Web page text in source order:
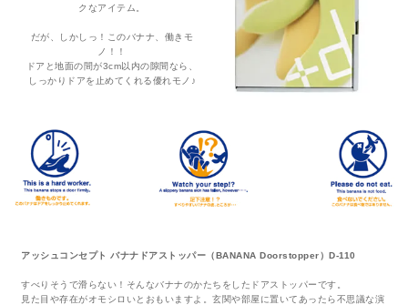
クなアイテム。
だが、しかしっ！このバナナ、働きモ
ノ！！
ドアと地面の間が3cm以内の隙間なら、
しっかりドアを止めてくれる優れモノ♪
アッシュコンセプト バナナドアストッパー（BANANA Doorstopper）D-110
すべりそうで滑らない！そんなバナナのかたちをしたドアストッパーです。
見た目や存在がオモシロいとおもいますよ。玄関や部屋に置いてあったら不思議な演